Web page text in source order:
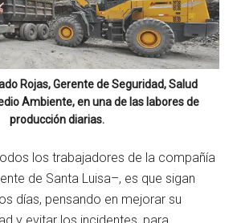
Rojas, Gerente de Seguridad, Salud
Ambiente, en una de las labores de
producción diarias.
los trabajadores de la compañía
de Santa Luisa–, es que sigan
días, pensando en mejorar su